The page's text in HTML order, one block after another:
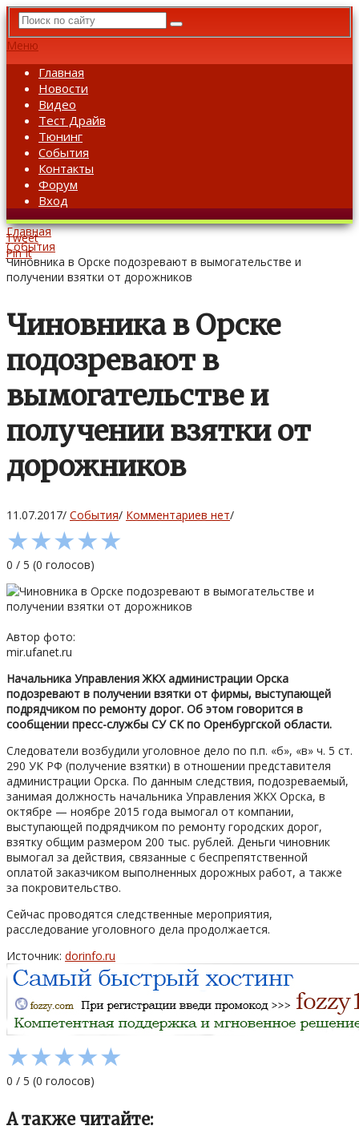
Меню
Главная
Новости
Видео
Тест Драйв
Тюнинг
События
Контакты
Форум
Вход
Главная
События
Чиновника в Орске подозревают в вымогательстве и
получении взятки от дорожников
Чиновника в Орске
подозревают в
вымогательстве и
получении взятки от
дорожников
11.07.2017/ События/ Комментариев нет/
★★★★★
0 / 5 (0 голосов)
Автор фото:
mir.ufanet.ru
Начальника Управления ЖКХ администрации Орска
подозревают в получении взятки от фирмы, выступающей
подрядчиком по ремонту дорог. Об этом говорится в
сообщении пресс-службы СУ СК по Оренбургской области.
Следователи возбудили уголовное дело по п.п. «б», «в» ч. 5 ст.
290 УК РФ (получение взятки) в отношении представителя
администрации Орска. По данным следствия, подозреваемый,
занимая должность начальника Управления ЖКХ Орска, в
октябре — ноябре 2015 года вымогал от компании,
выступающей подрядчиком по ремонту городских дорог,
взятку общим размером 200 тыс. рублей. Деньги чиновник
вымогал за действия, связанные с беспрепятственной
оплатой заказчиком выполненных дорожных работ, а также
за покровительство.
Сейчас проводятся следственные мероприятия,
расследование уголовного дела продолжается.
Источник: dorinfo.ru
★★★★★
0 / 5 (0 голосов)
Tweet
Pin It
А также читайте: